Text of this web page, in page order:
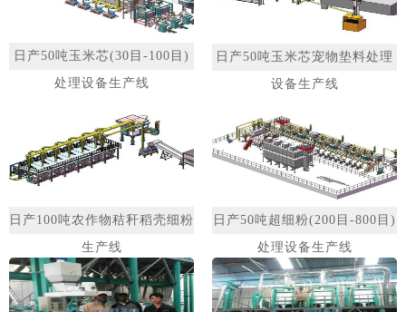
日产50吨玉米芯(30目-100目)
处理设备生产线
日产50吨玉米芯宠物垫料处理
设备生产线
日产100吨农作物秸秆稻壳细粉
生产线
日产50吨超细粉(200目-800目)
处理设备生产线